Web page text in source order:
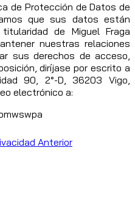
de Protección de Datos de
que sus datos están
de Miguel Fraga
nuestras relaciones
sus derechos de acceso,
diríjase por escrito a
90, 2°-D, 36203 Vigo,
electrónico a:
Anterior